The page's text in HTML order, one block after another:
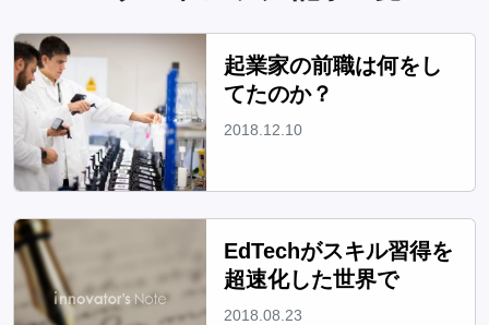
起業家の前職は何をし
てたのか？
2018.12.10
EdTechがスキル習得を
超速化した世界で
2018.08.23